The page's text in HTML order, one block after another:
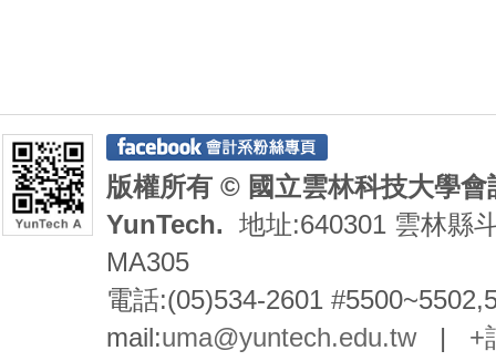
版權所有 © 國立雲林科技大學
YunTech. 地址:640301 雲林縣
MA305
電話:(05)534-2601
mail:uma@yuntech.edu.tw| +